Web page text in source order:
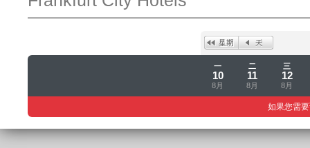
一
10
8月
二
11
8月
三
12
8月
如果您需